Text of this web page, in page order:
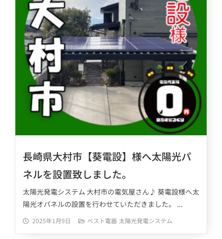
長崎県大村市【葵電設】様へ太陽光パ
ネルを設置致しました。
太陽光発電システム 大村市の電気屋さん♪ 葵電設様へ太
陽光オパネルの設置を行わせていただきました。 ...
2025年1月9日 ベスト電器 太陽光発電システム